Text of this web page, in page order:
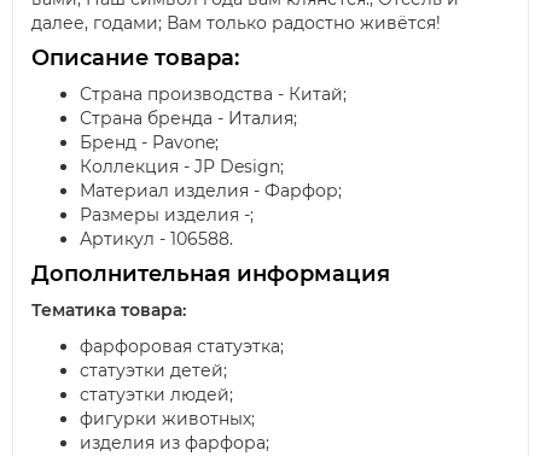
далее, годами; Вам только радостно живётся!
Описание товара:
Страна производства - Китай;
Страна бренда - Италия;
Бренд - Pavone;
Коллекция - JP Design;
Материал изделия - Фарфор;
Размеры изделия -;
Артикул - 106588.
Дополнительная информация
Тематика товара:
фарфоровая статуэтка;
статуэтки детей;
статуэтки людей;
фигурки животных;
изделия из фарфора;